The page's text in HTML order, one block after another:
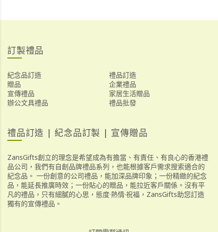
訂製禮品
紀念品訂造
禮品訂造
贈品
企業禮品
宣傳禮品
家居生活贈品
辦公文具禮品
禮品批發
禮品訂造 | 紀念品訂製 | 宣傳贈品
ZansGifts創立的理念是希望成為有擔當、有責任、有良心的香港禮
品公司，我們有自創品牌禮品系列，也能根據客戶需求搜索適合的
紀念品。 一份創意的公司禮品，能加深品牌印象；一份精緻的紀念
品，能延長推廣時效；一份貼心的贈品，能拉近客戶關係。沒有平
凡的禮品，只有細膩的心思，態度·熱情·祝福，ZansGifts助您訂造
獨有的宣傳禮品。